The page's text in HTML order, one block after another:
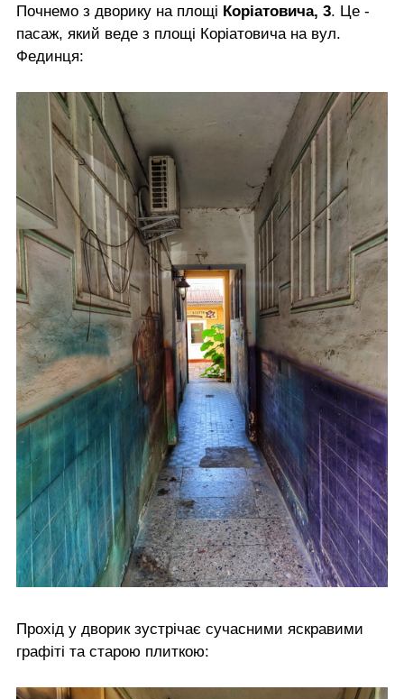
Почнемо з дворику на площі Коріатовича, 3. Це -
пасаж, який веде з площі Коріатовича на вул.
Фединця:
Прохід у дворик зустрічає сучасними яскравими
графіті та старою плиткою: